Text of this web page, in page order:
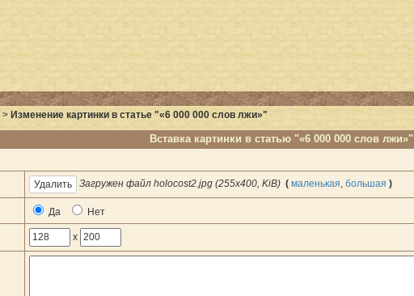
> Изменение картинки в статье "«6 000 000 слов лжи»"
Вставка картинки в статью "«6 000 000 слов лжи»"
Загружен файл holocost2.jpg (255x400, KiB) ( маленькая, большая )
Да Нет
x